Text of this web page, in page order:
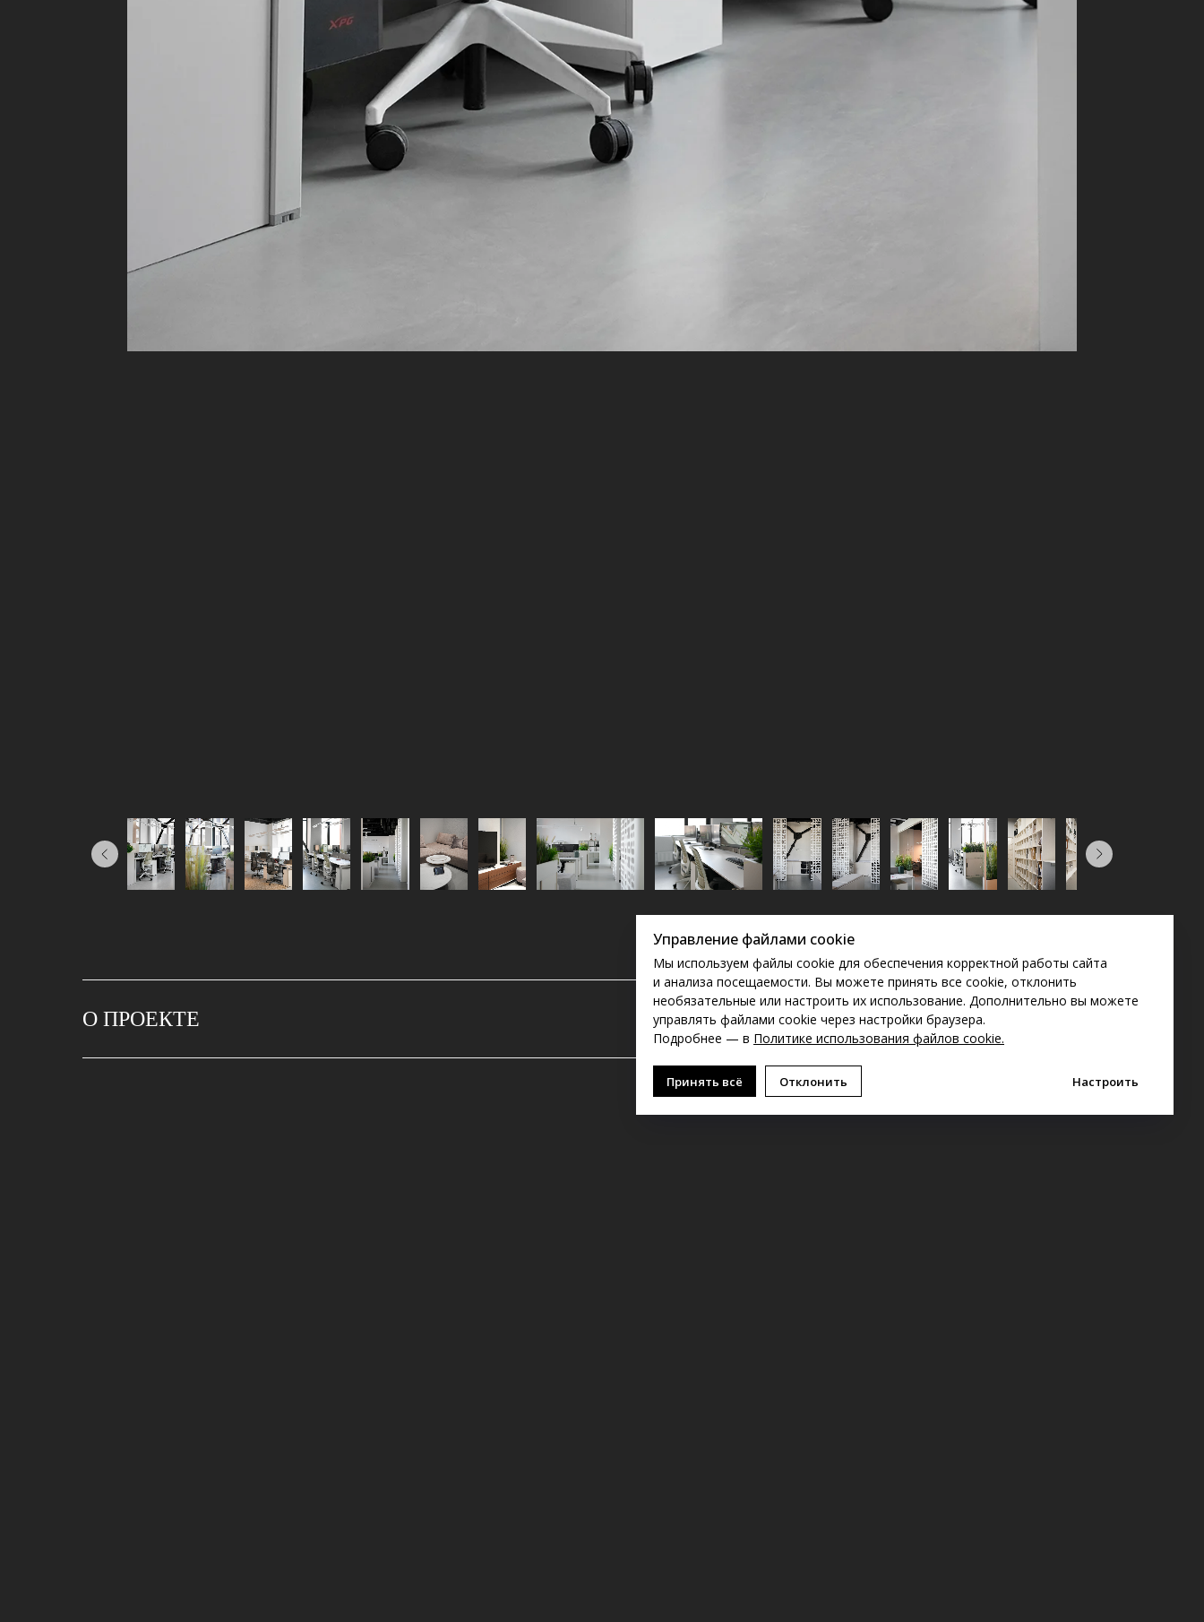
Управление файлами cookie
Мы используем файлы cookie для обеспечения корректной работы сайта
и анализа посещаемости. Вы можете принять все cookie, отклонить
необязательные или настроить их использование. Дополнительно вы можете
управлять файлами cookie через настройки браузера.
Подробнее — в Политике использования файлов cookie.
Принять всё Отклонить Настроить
О ПРОЕКТЕ